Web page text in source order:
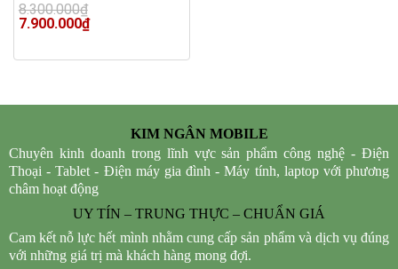
8.300.000₫
Original
8.300.000₫.
7.900.000₫Current
7.900.000₫.
KIM NGÂN MOBILE
Chuyên kinh doanh trong lĩnh vực sản phẩm công nghệ - Điện
Thoại - Tablet - Điện máy gia đình - Máy tính, laptop với phương
châm hoạt động
UY TÍN – TRUNG THỰC – CHUẨN GIÁ
Cam kết nỗ lực hết mình nhằm cung cấp sản phẩm và dịch vụ đúng
với những giá trị mà khách hàng mong đợi.